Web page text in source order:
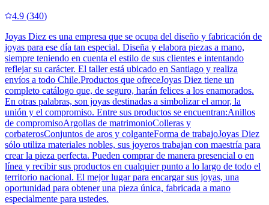
4.9 (340)
Joyas Diez es una empresa que se ocupa del diseño y fabricación de
joyas para ese día tan especial. Diseña y elabora piezas a mano,
siempre teniendo en cuenta el estilo de sus clientes e intentando
reflejar su carácter. El taller está ubicado en Santiago y realiza
envíos a todo Chile.Productos que ofreceJoyas Diez tiene un
completo catálogo que, de seguro, harán felices a los enamorados.
En otras palabras, son joyas destinadas a simbolizar el amor, la
unión y el compromiso. Entre sus productos se encuentran:Anillos
de compromisoArgollas de matrimonioColleras y
corbaterosConjuntos de aros y colganteForma de trabajoJoyas Diez
sólo utiliza materiales nobles, sus joyeros trabajan con maestría para
crear la pieza perfecta. Pueden comprar de manera presencial o en
línea y recibir sus productos en cualquier punto a lo largo de todo el
territorio nacional. El mejor lugar para encargar sus joyas, una
oportunidad para obtener una pieza única, fabricada a mano
especialmente para ustedes.